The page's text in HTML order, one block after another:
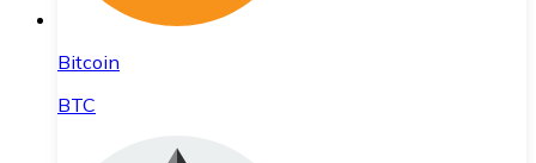
Bitcoin
BTC